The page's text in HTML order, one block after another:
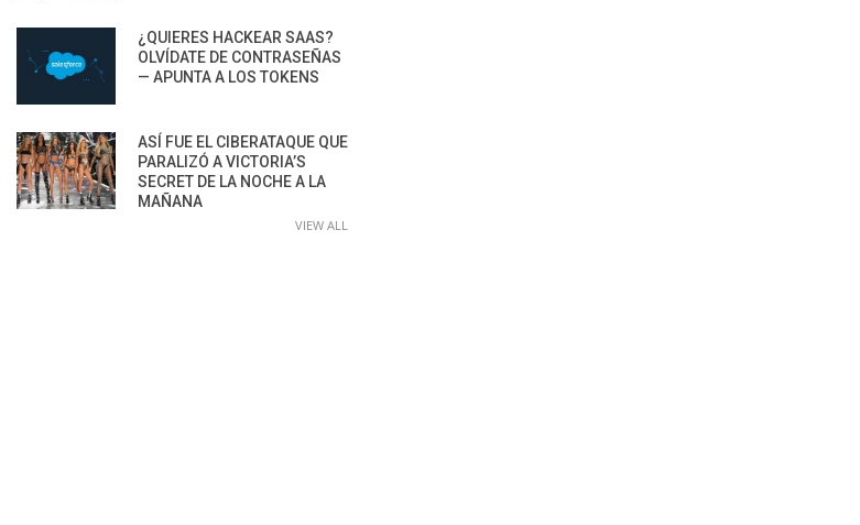
¿QUIERES HACKEAR SAAS?
OLVÍDATE DE CONTRASEÑAS
— APUNTA A LOS TOKENS
ASÍ FUE EL CIBERATAQUE QUE
PARALIZÓ A VICTORIA’S
SECRET DE LA NOCHE A LA
MAÑANA
VIEW ALL